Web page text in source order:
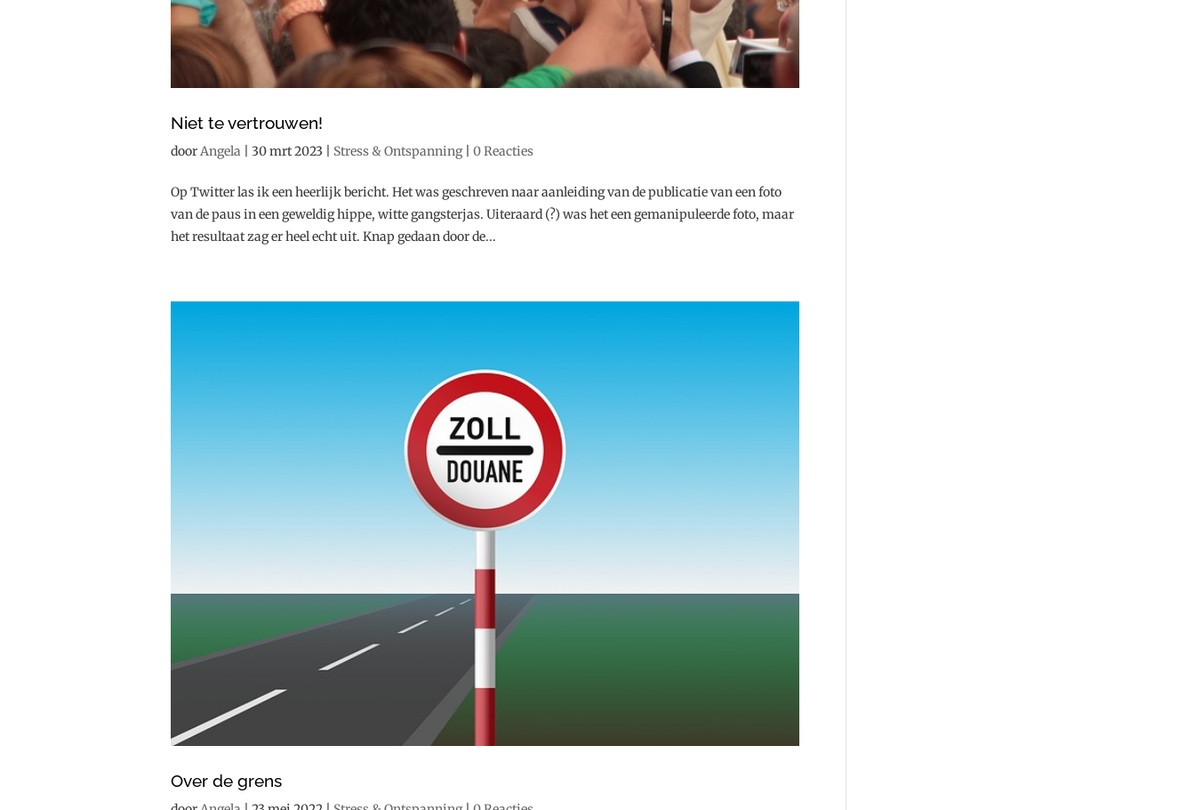
Niet te vertrouwen!
doorAngela 30 mrt 2023 Stress & Ontspanning| 0 Reacties
Op Twitter las ik een heerlijk bericht. Het was geschreven naar aanleiding van de publicatie van een foto
van de paus in een geweldig hippe, witte gangsterjas. Uiteraard (?) was het een gemanipuleerde foto, maar
het resultaat zag er heel echt uit. Knap gedaan door de...
Over de grens